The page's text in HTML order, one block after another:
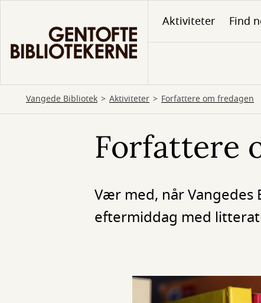
hovedindhold
Aktiviteter Find
Vangede Bibliotek Aktiviteter Forfattere om fredagen
Forfattere
Vær med, når
eftermiddag med